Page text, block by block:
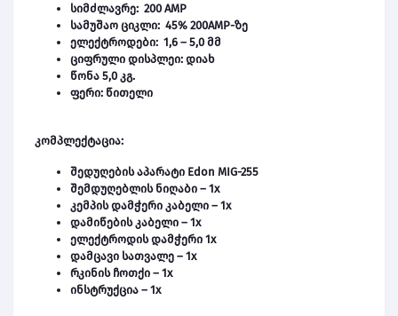
სიმძლავრე: 200 AMP
სამუშაო ციკლი: 45% 200AMP-ზე
ელექტროდები: 1,6 – 5,0 მმ
ციფრული დისპლეი: დიახ
წონა 5,0 კგ.
ფერი: წითელი
კომპლექტაცია:
შედუღების აპარატი Edon MIG-255
შემდუღებლის ნიღაბი – 1x
კემპის დამჭერი კაბელი – 1x
დამიწების კაბელი – 1x
ელექტროდის დამჭერი 1x
დამცავი სათვალე – 1x
რკინის ჩოთქი – 1x
ინსტრუქცია – 1x